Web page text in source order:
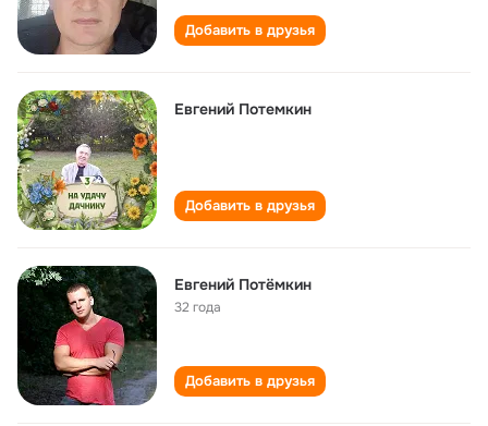
Добавить в друзья
Евгений Потемкин
Добавить в друзья
Евгений Потёмкин
32 года
Добавить в друзья